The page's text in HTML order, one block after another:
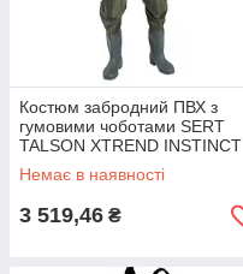
Костюм забродний ПВХ з
гумовими чоботами SERT
TALSON XTREND INSTINCT
(46/47) - SETBH2025-46/47
Немає в наявності
3 519,46 ₴